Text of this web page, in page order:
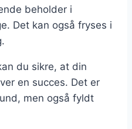
beholder i
Det kan også fryses i
du sikre, at din
en succes. Det er
men også fyldt